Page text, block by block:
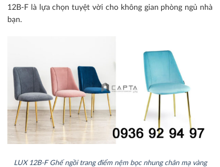
12B-F là lựa chọn tuyệt vời cho không gian phòng ngủ nhà
bạn.
LUX 12B-F Ghế ngồi trang điểm nệm bọc nhung chân mạ vàng